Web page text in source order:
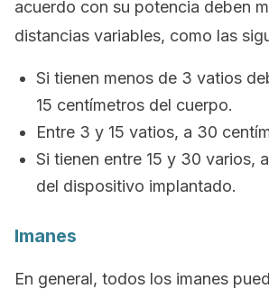
acuerdo con su potencia deben
distancias variables, como las
Si tienen menos de 3 vatios
15 centímetros del cuerpo.
Entre 3 y 15 vatios, a 30
Si tienen entre 15 y 30 varios,
del dispositivo implantado.
Imanes
En general, todos los imanes